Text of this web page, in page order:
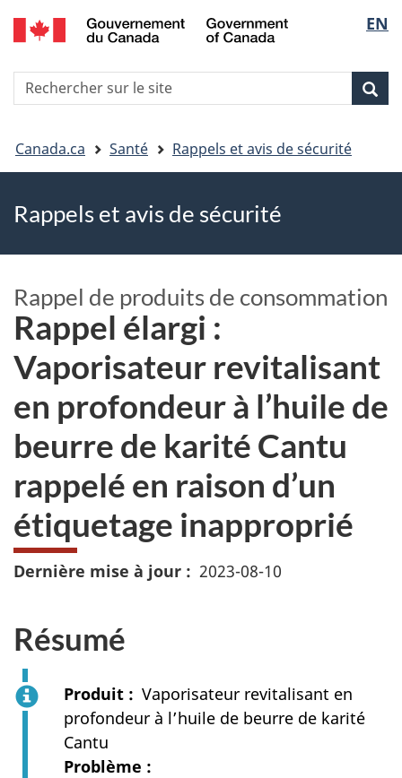
Skip
to
Skip
to
Passer
à
HTML
de
la
EN
Recherche
Vous
êtes
ici
Canada.ca Santé Rappels et avis de sécurité
Rappels et avis de sécurité
Rappel de produits de consommation
Rappel élargi :
Vaporisateur revitalisant
en profondeur à l’huile de
beurre de karité Cantu
rappelé en raison d’un
étiquetage inapproprié
Dernière mise à jour 2023-08-10
Résumé
Produit
Vaporisateur revitalisant en
profondeur à l’huile de beurre de karité
Cantu
Problème